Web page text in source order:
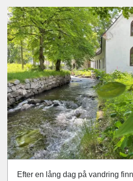
Efter en lång dag på vandring